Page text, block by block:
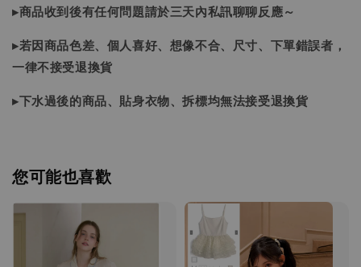
▸商品收到後有任何問題請於三天內私訊聊聊反應～
▸若因商品色差、個人喜好、想像不合、尺寸、下單錯誤者，
一律不接受退換貨
▸下水過後的商品、貼身衣物、拆標均無法接受退換貨
您可能也喜歡